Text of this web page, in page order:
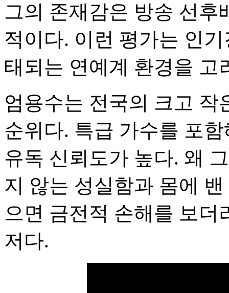
그의 존재감은 방송 선후
적이다. 이런 평가는 인
태되는 연예계 환경을 고
엄용수는 전국의 크고 작
순위다. 특급 가수를 포
유독 신뢰도가 높다. 왜
지 않는 성실함과 몸에
으면 금전적 손해를 보더
저다.